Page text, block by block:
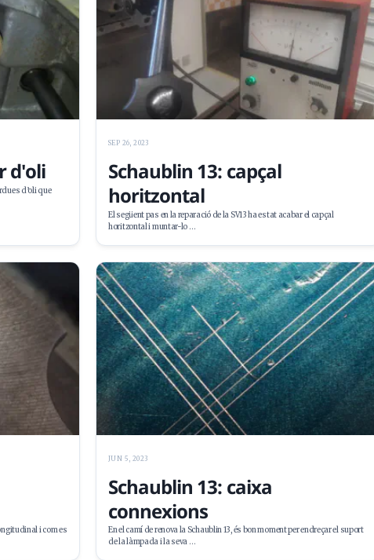
d'oli
d’oli que
SEP 26, 2023
Schaublin 13: capçal
horitzontal
El següent pas en la reparació de la SV13 ha estat acabar el capçal
horitzontal i muntar-lo …
i com es
JUN 5, 2023
Schaublin 13: caixa
connexions
En el camí de renova la Schaublin 13, és bon moment per endreçar el suport
de la làmpada i la seva …